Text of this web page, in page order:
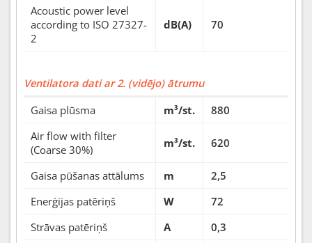
Acoustic power level
according to ISO 27327-
2
dB(A) 70
Ventilatora dati ar 2. (vidējo) ātrumu
Gaisa plūsma
m³/st.
880
Air flow with filter
(Coarse 30%)
m³/st. 620
Gaisa pūšanas attālums m
2,5
Enerģijas patēriņš
W
72
Strāvas patēriņš
A 0,3